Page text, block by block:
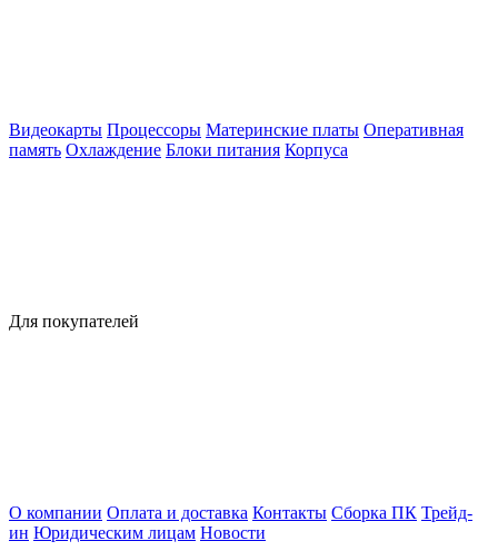
Видеокарты Процессоры Материнские платы Оперативная
память Охлаждение Блоки питания Корпуса
Для покупателей
О компании Оплата и доставка Контакты Сборка ПК Трейд-
ин Юридическим лицам Новости